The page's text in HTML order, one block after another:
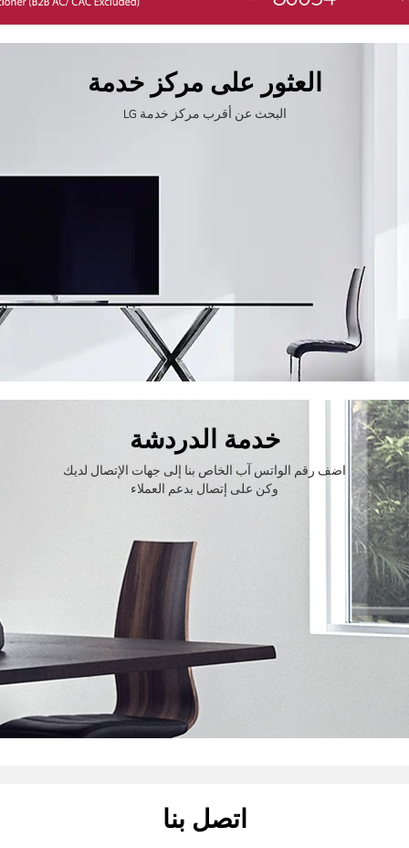
العثور على مركز خدمة
البحث عن أقرب مركز خدمة LG
خدمة الدردشة
اضف رقم الواتس آب الخاص بنا إلى جهات الإتصال لديك
وكن على إتصال بدعم العملاء
اتصل بنا